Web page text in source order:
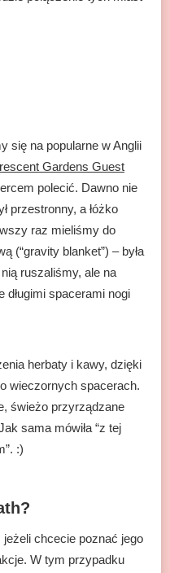
się na popularne w Anglii
Gardens Guest
polecić. Dawno nie
przestronny, a łóżko
raz mieliśmy do
(“gravity blanket”) – była
ruszaliśmy, ale na
długimi spacerami nogi
herbaty i kawy, dzięki
wieczornych spacerach.
świeżo przyrządzane
sama mówiła “z tej
:)
chcecie poznać jego
W tym przypadku